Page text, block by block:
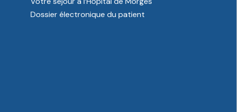
Dossier électronique du patient